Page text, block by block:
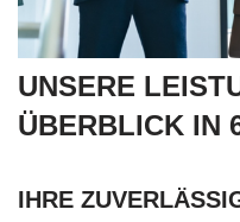
UNSERE
ÜBERBLICK IN
IHRE